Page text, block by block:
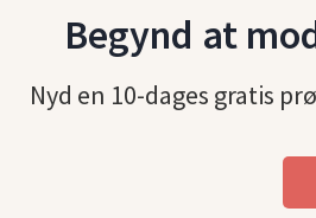
Begynd at
Nyd en 10-dages gratis